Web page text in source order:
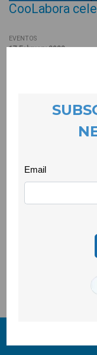
CooLabora
EVENTOS
17 February 2022
No dia 14 de
parabéns à
oportunidades, pela
contra a violência
as motivações para
que apesar de
mesma motivação e
social, um planeta
Esperamos assim,